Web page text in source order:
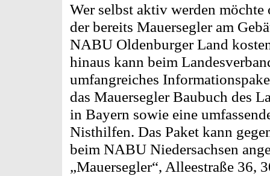
Wer selbst aktiv werden
der bereits Mauersegler am
NABU Oldenburger Land
hinaus kann beim
umfangreiches
das Mauersegler Baubuch des
in Bayern sowie eine
Nisthilfen. Das Paket kann
beim NABU Niedersachsen
„Mauersegler“, Alleestraße 36,